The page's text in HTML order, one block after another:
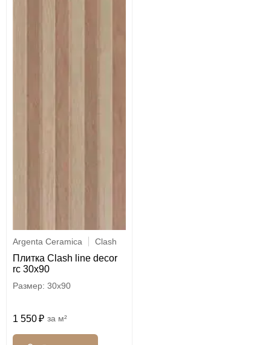
Argenta Ceramica Clash
Плитка Clash line decor
rc 30x90
30x90
1 550 м²